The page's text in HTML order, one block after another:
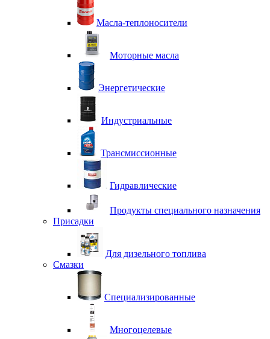
Масла-теплоносители
Моторные масла
Энергетические
Индустриальные
Трансмиссионные
Гидравлические
Продукты специального назначения
Присадки
Для дизельного топлива
Смазки
Специализированные
Многоцелевые